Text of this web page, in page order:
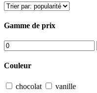
Gamme de prix
Couleur
chocolat vanille